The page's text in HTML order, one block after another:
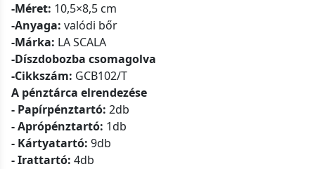
-Méret: 10,5×8,5 cm
-Anyaga: valódi bőr
-Márka: LA SCALA
-Díszdobozba csomagolva
-Cikkszám: GCB102/T
A pénztárca elrendezése
- Papírpénztartó: 2db
- Aprópénztartó: 1db
- Kártyatartó: 9db
- Irattartó: 4db